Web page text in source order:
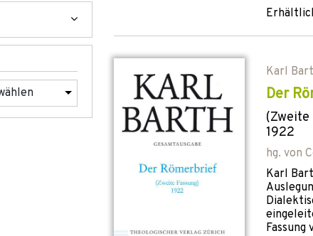
Karl
Der
(Zweite
1922
hg. von
Karl
Fassung